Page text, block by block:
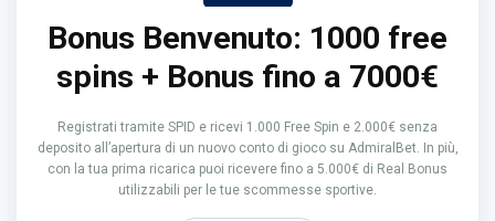
Bonus Benvenuto: 1000 free
spins + Bonus fino a 7000€
Registrati tramite SPID e ricevi 1.000 Free Spin e 2.000€ senza
deposito all’apertura di un nuovo conto di gioco su AdmiralBet. In più,
con la tua prima ricarica puoi ricevere fino a 5.000€ di Real Bonus
utilizzabili per le tue scommesse sportive.